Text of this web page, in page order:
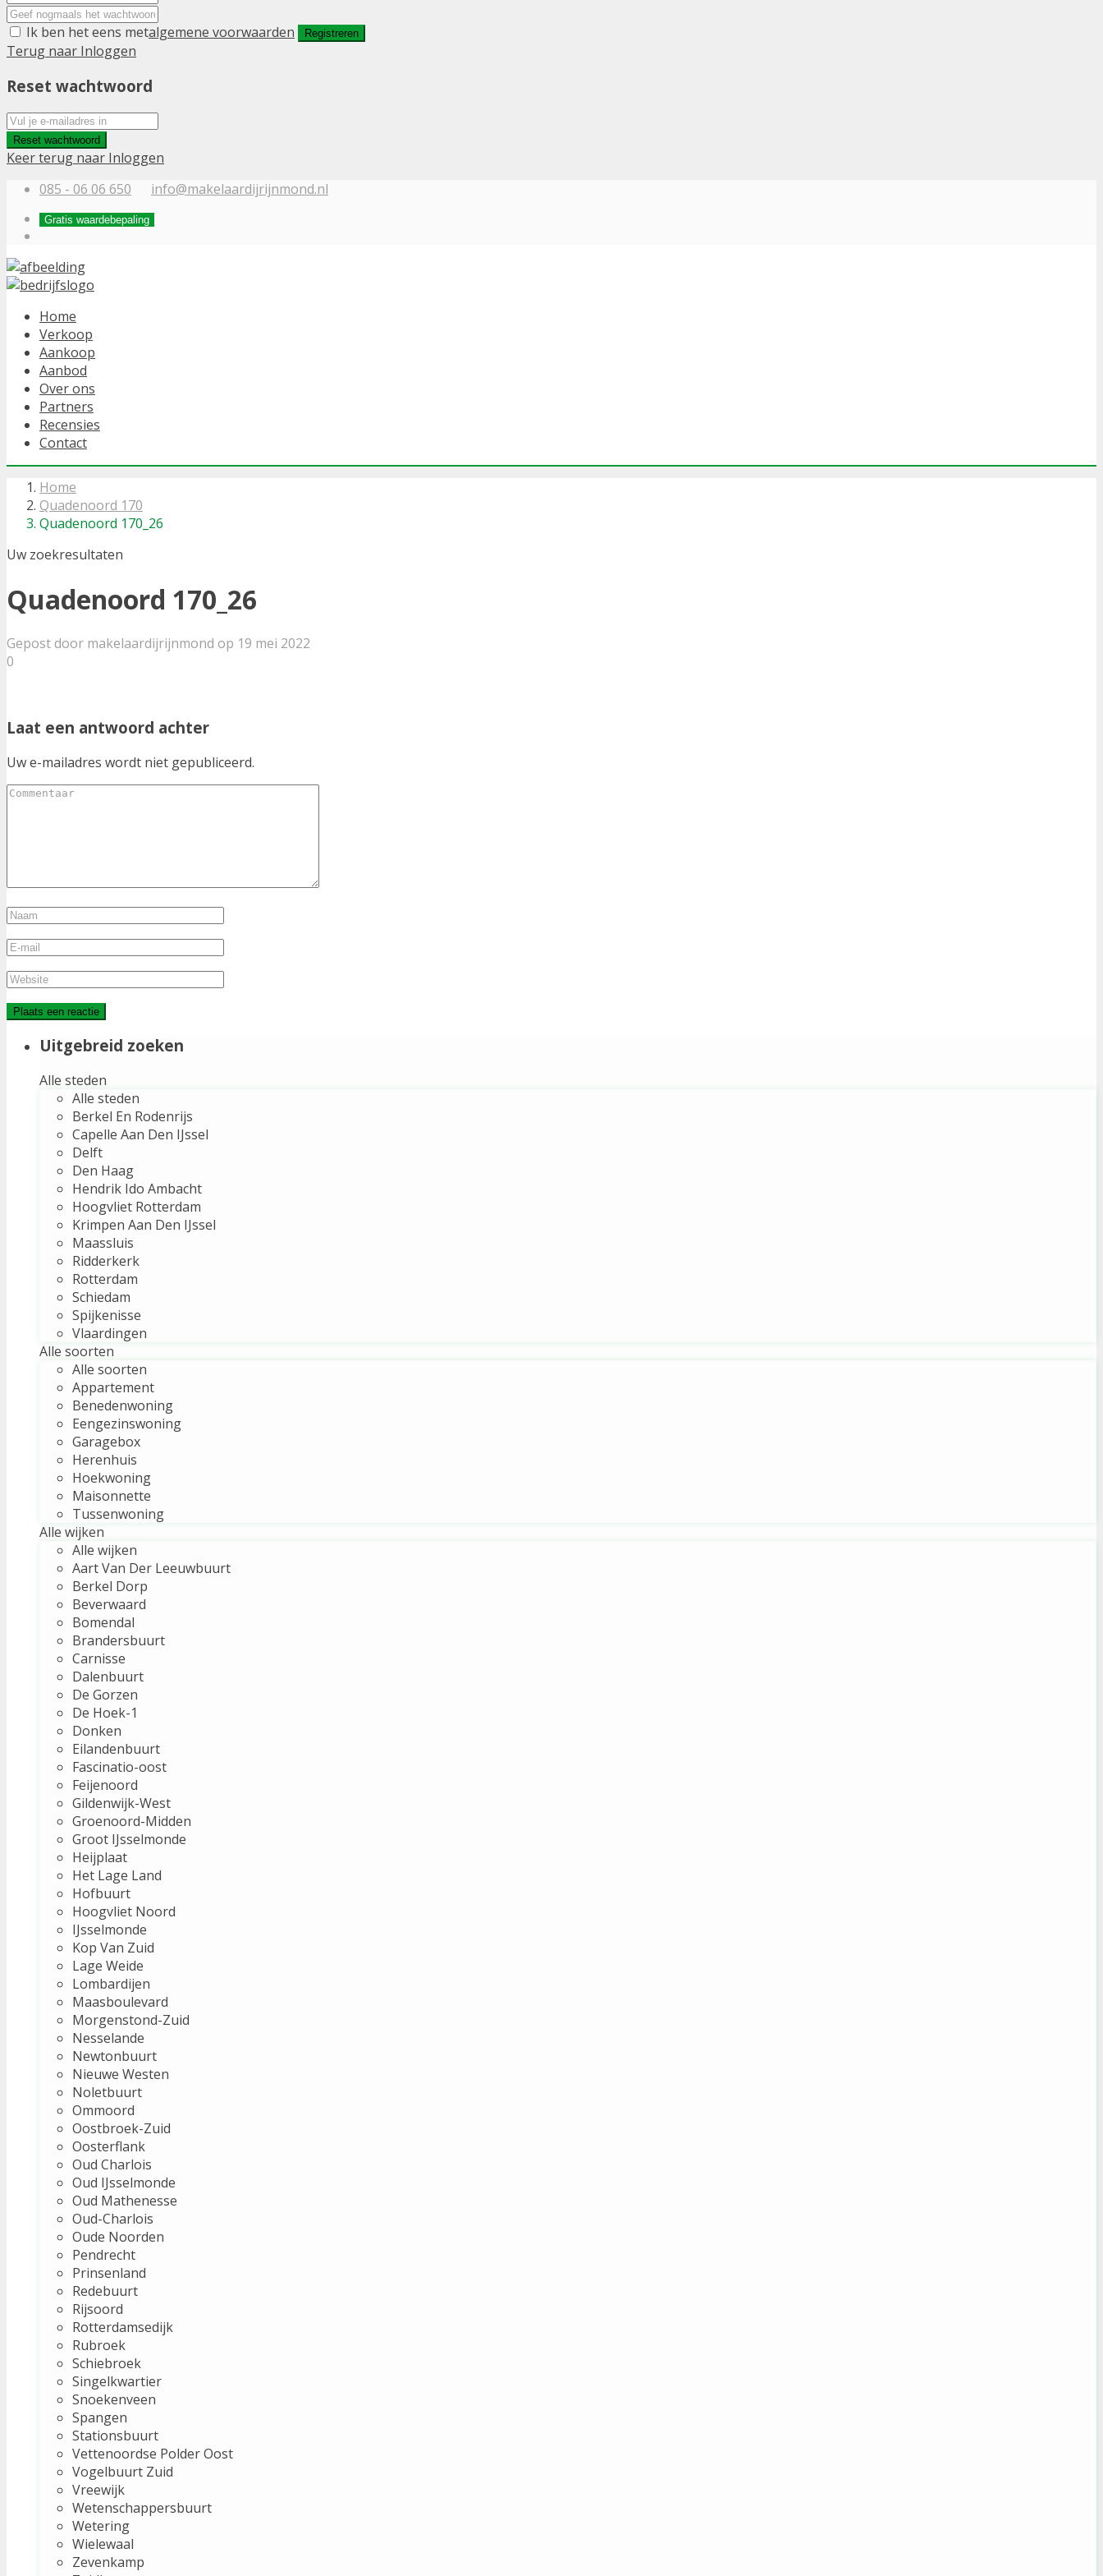
Ik ben het eens metalgemene voorwaarden Registreren
Terug naar Inloggen
Reset wachtwoord
Reset wachtwoord
Keer terug naar Inloggen
085 - 06 06 650
info@makelaardijrijnmond.nl
Gratis waardebepaling
Home
Verkoop
Aankoop
Aanbod
Over ons
Partners
Recensies
Contact
Home
Quadenoord 170
Quadenoord 170_26
Uw zoekresultaten
Quadenoord 170_26
Gepost door makelaardijrijnmond op 19 mei 2022
0
Laat een antwoord achter
Uw e-mailadres wordt niet gepubliceerd.
Uitgebreid zoeken
Alle steden
Alle steden
Berkel En Rodenrijs
Capelle Aan Den IJssel
Delft
Den Haag
Hendrik Ido Ambacht
Hoogvliet Rotterdam
Krimpen Aan Den IJssel
Maassluis
Ridderkerk
Rotterdam
Schiedam
Spijkenisse
Vlaardingen
Alle soorten
Alle soorten
Appartement
Benedenwoning
Eengezinswoning
Garagebox
Herenhuis
Hoekwoning
Maisonnette
Tussenwoning
Alle wijken
Alle wijken
Aart Van Der Leeuwbuurt
Berkel Dorp
Beverwaard
Bomendal
Brandersbuurt
Carnisse
Dalenbuurt
De Gorzen
De Hoek-1
Donken
Eilandenbuurt
Fascinatio-oost
Feijenoord
Gildenwijk-West
Groenoord-Midden
Groot IJsselmonde
Heijplaat
Het Lage Land
Hofbuurt
Hoogvliet Noord
IJsselmonde
Kop Van Zuid
Lage Weide
Lombardijen
Maasboulevard
Morgenstond-Zuid
Nesselande
Newtonbuurt
Nieuwe Westen
Noletbuurt
Ommoord
Oostbroek-Zuid
Oosterflank
Oud Charlois
Oud IJsselmonde
Oud Mathenesse
Oud-Charlois
Oude Noorden
Pendrecht
Prinsenland
Redebuurt
Rijsoord
Rotterdamsedijk
Rubroek
Schiebroek
Singelkwartier
Snoekenveen
Spangen
Stationsbuurt
Vettenoordse Polder Oost
Vogelbuurt Zuid
Vreewijk
Wetenschappersbuurt
Wetering
Wielewaal
Zevenkamp